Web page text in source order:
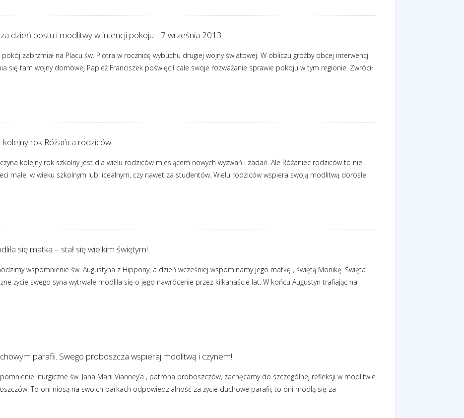
dzień postu i modlitwy w intencji pokoju - 7 września 2013
zabrzmiał na Placu św. Piotra w rocznicę wybuchu drugiej wojny światowej. W obliczu groźby obcej interwencji
się tam wojny domowej Papież Franciszek poświęcił całe swoje rozważanie sprawie pokoju w tym regionie. Zwrócił
rok Różańca rodziców
kolejny rok szkolny jest dla wielu rodziców miesiącem nowych wyzwań i zadań. Ale Różaniec rodziców to nie
małe, w wieku szkolnym lub licealnym, czy nawet za studentów. Wielu rodziców wspiera swoją modlitwą dorosłe
się matka – stał się wielkim świętym!
wspomnienie św. Augustyna z Hippony, a dzień wcześniej wspominamy jego matkę , świętą Monikę. Święta
życie swego syna wytrwale modliła się o jego nawrócenie przez kilkanaście lat. W końcu Augustyn trafiając na
parafii. Swego proboszcza wspieraj modlitwą i czynem!
liturgiczne św. Jana Marii Vianney’a , patrona proboszczów, zachęcamy do szczególnej refleksji w modlitwie
To oni niosą na swoich barkach odpowiedzialność za życie duchowe parafii, to oni modlą się za